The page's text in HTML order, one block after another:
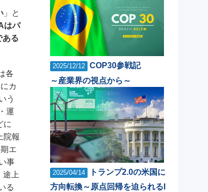
」と
はパ
ある
各
カ
う
運
に
院報
エ
事
途上
る
2025/12/12 COP30参戦記
～産業界の視点から～
2025/04/14
トランプ2.0の米国に
方向転換～原点回帰を迫られるI